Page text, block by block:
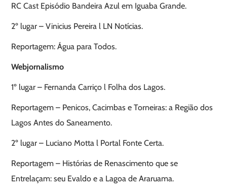
RC Cast Episódio Bandeira Azul em Iguaba Grande.
2º lugar – Vinicius Pereira l LN Notícias.
Reportagem: Água para Todos.
Webjornalismo
1º lugar – Fernanda Carriço l Folha dos Lagos.
Reportagem – Penicos, Cacimbas e Torneiras: a Região dos
Lagos Antes do Saneamento.
2º lugar – Luciano Motta l Portal Fonte Certa.
Reportagem – Histórias de Renascimento que se
Entrelaçam: seu Evaldo e a Lagoa de Araruama.